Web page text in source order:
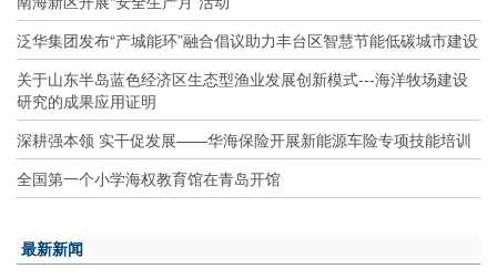
泛华集团发布“产城能环”融合倡议助力丰台区智慧节能低碳城市建设
关于山东半岛蓝色经济区生态型渔业发展创新模式---海洋牧场建设
研究的成果应用证明
深耕强本领 实干促发展——华海保险开展新能源车险专项技能培训
全国第一个小学海权教育馆在青岛开馆
最新新闻